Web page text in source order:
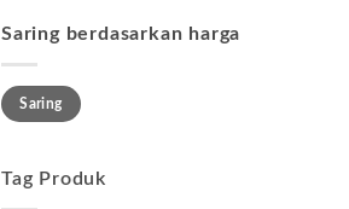
Saring berdasarkan harga
Harga
terendah
Harga
tertinggi
Saring
Tag Produk